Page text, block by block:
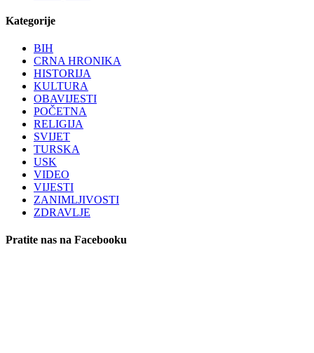
Kategorije
BIH
CRNA HRONIKA
HISTORIJA
KULTURA
OBAVIJESTI
POČETNA
RELIGIJA
SVIJET
TURSKA
USK
VIDEO
VIJESTI
ZANIMLJIVOSTI
ZDRAVLJE
Pratite nas na Facebooku